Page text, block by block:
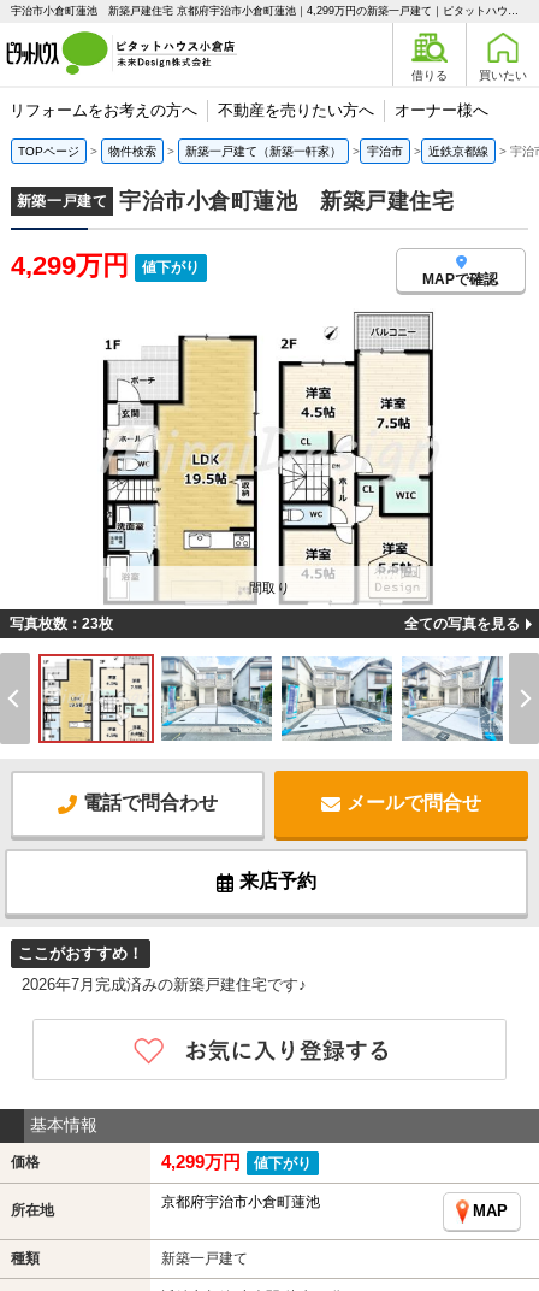
宇治市小倉町蓮池 新築戸建住宅 京都府宇治市小倉町蓮池｜4,299万円の新築一戸建て｜ピタットハウス小倉店 未来Design株式会社
借りる 買いたい
リフォームをお考えの方へ 不動産を売りたい方へ オーナー様へ
TOPページ 物件検索 新築一戸建て（新築一軒家） 宇治市 近鉄京都線 宇治
新築一戸建て 宇治市小倉町蓮池 新築戸建住宅
4,299万円 値下がり
MAPで確認
間取り
写真枚数：23枚 全ての写真を見る
電話で問合わせ メールで問合せ
来店予約
ここがおすすめ！
2026年7月完成済みの新築戸建住宅です♪
基本情報
価格 4,299万円 値下がり
所在地 京都府宇治市小倉町蓮池
MAP
種類 新築一戸建て